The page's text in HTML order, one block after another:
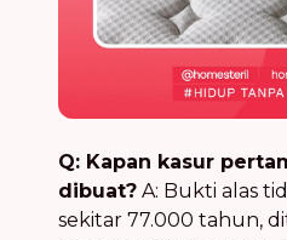
Q: Kapan kasur
dibuat? A: Bukti alas
sekitar 77.000 tahun,